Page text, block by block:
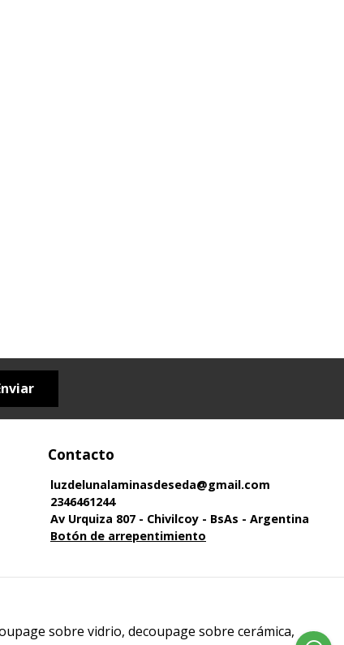
Contacto
luzdelunalaminasdeseda@gmail.com
2346461244
Av Urquiza 807 - Chivilcoy - BsAs - Argentina
Botón de arrepentimiento
sobre vidrio, decoupage sobre cerámica,